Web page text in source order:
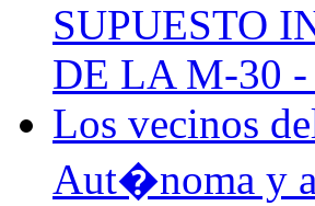
SUPUESTO
DE LA M-30 -
Los vecinos
Aut�noma y